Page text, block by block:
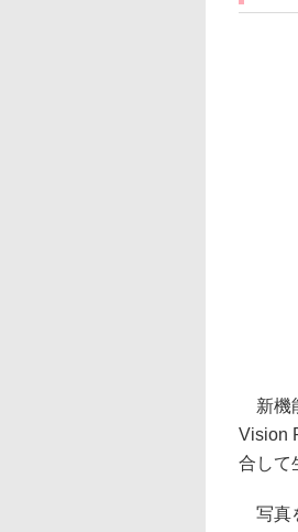
新機
Vision
合して
写真